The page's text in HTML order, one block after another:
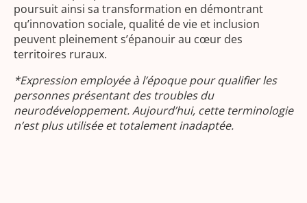
poursuit ainsi sa transformation en démontrant
qu’innovation sociale, qualité de vie et inclusion
peuvent pleinement s’épanouir au cœur des
territoires ruraux.
*Expression employée à l’époque pour qualifier les
personnes présentant des troubles du
neurodéveloppement. Aujourd’hui, cette terminologie
n’est plus utilisée et totalement inadaptée.